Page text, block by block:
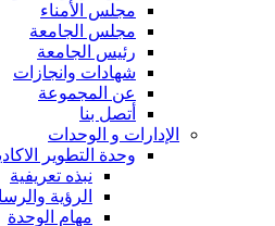
مجلس الأمناء
مجلس الجامعة
رئيس الجامعة
شهادات وانجازات
عن المجموعة
أتصل بنا
الإدارات و الوحدات
وحدة التطوير
نبذه تعريفية
الرؤية
مهام الوحدة